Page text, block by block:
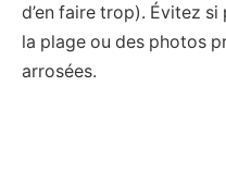
d’en faire trop). Évitez
la plage ou des photos
arrosées.